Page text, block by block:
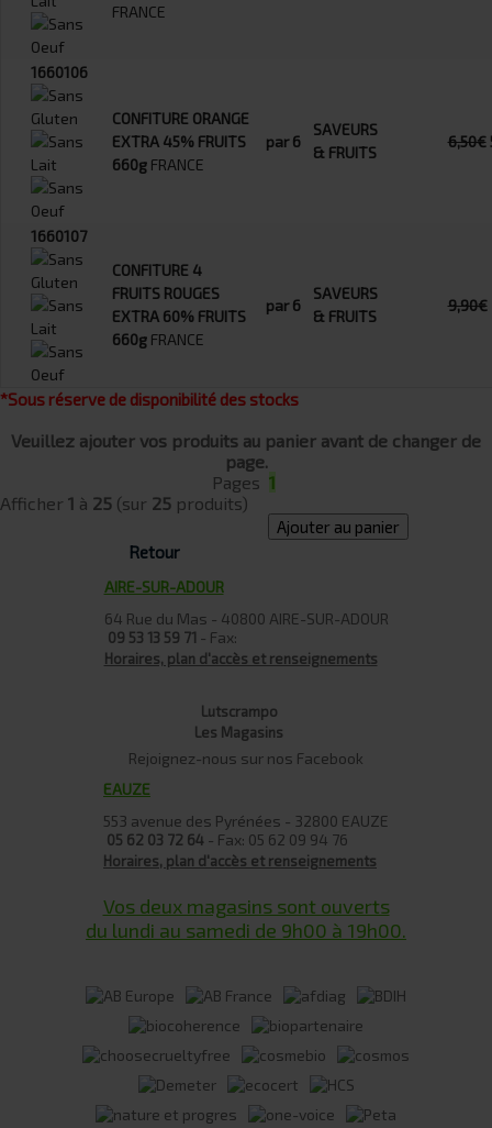
FRANCE
1660106
CONFITURE ORANGE
EXTRA 45% FRUITS
660g FRANCE
par 6
SAVEURS
& FRUITS
6,50€
1660107
CONFITURE 4
FRUITS ROUGES
EXTRA 60% FRUITS
660g FRANCE
par 6
SAVEURS
& FRUITS
9,90€
*Sous réserve de disponibilité des stocks
Veuillez ajouter vos produits au panier avant de changer de
page.
Pages 1
Afficher 1 à 25 (sur 25 produits)
Ajouter au panier
Retour
AIRE-SUR-ADOUR
64 Rue du Mas - 40800 AIRE-SUR-ADOUR
09 53 13 59 71 - Fax:
Horaires, plan d'accès et renseignements
Lutscrampo
Les Magasins
Rejoignez-nous sur nos Facebook
EAUZE
553 avenue des Pyrénées - 32800 EAUZE
05 62 03 72 64 - Fax: 05 62 09 94 76
Horaires, plan d'accès et renseignements
Vos deux magasins sont ouverts
du lundi au samedi de 9h00 à 19h00.